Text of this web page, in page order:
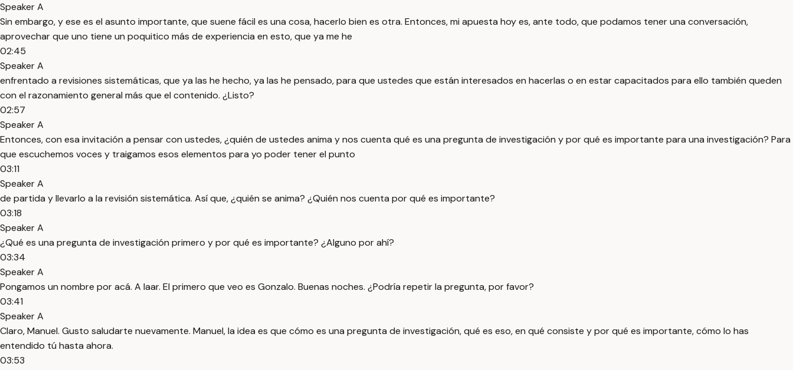
Speaker A
Sin embargo, y ese es el asunto importante, que suene fácil es una cosa, hacerlo bien es otra. Entonces, mi apuesta hoy es, ante todo, que podamos tener una conversación,
aprovechar que uno tiene un poquitico más de experiencia en esto, que ya me he
02:45
Speaker A
enfrentado a revisiones sistemáticas, que ya las he hecho, ya las he pensado, para que ustedes que están interesados en hacerlas o en estar capacitados para ello también queden
con el razonamiento general más que el contenido. ¿Listo?
02:57
Speaker A
Entonces, con esa invitación a pensar con ustedes, ¿quién de ustedes anima y nos cuenta qué es una pregunta de investigación y por qué es importante para una investigación? Para
que escuchemos voces y traigamos esos elementos para yo poder tener el punto
03:11
Speaker A
de partida y llevarlo a la revisión sistemática. Así que, ¿quién se anima? ¿Quién nos cuenta por qué es importante?
03:18
Speaker A
¿Qué es una pregunta de investigación primero y por qué es importante? ¿Alguno por ahí?
03:34
Speaker A
Pongamos un nombre por acá. A laar. El primero que veo es Gonzalo. Buenas noches. ¿Podría repetir la pregunta, por favor?
03:41
Speaker A
Claro, Manuel. Gusto saludarte nuevamente. Manuel, la idea es que cómo es una pregunta de investigación, qué es eso, en qué consiste y por qué es importante, cómo lo has
entendido tú hasta ahora.
03:53